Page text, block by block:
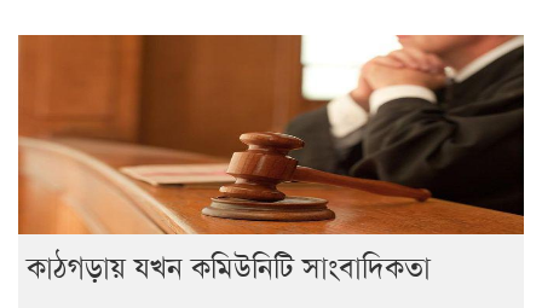
কাঠগড়ায় যখন কমিউনিটি সাংবাদিকতা